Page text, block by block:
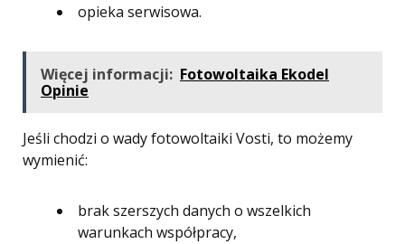
opieka serwisowa.
Więcej informacji: Fotowoltaika Ekodel
Opinie
Jeśli chodzi o wady fotowoltaiki Vosti, to możemy
wymienić:
brak szerszych danych o wszelkich
warunkach współpracy,